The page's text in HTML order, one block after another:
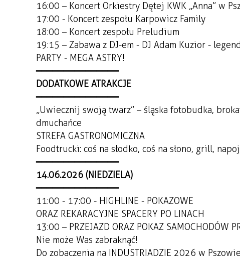
16:00 – Koncert Orkiestry Dętej KWK „Anna” w
17:00 - Koncert zespołu Karpowicz Family
18:00 – Koncert zespołu Preludium
19:15 – Zabawa z DJ-em - DJ Adam Kuzior -
PARTY - MEGA ASTRY!
━━━━━━━━━━━━━━━
DODATKOWE ATRAKCJE
━━━━━━━━━━━━━━━
„Uwiecznij swoją twarz” – śląska fotobudka,
dmuchańce
STREFA GASTRONOMICZNA
Foodtrucki: coś na słodko, coś na słono, grill,
━━━━━━━━━━━━━━━
14.06.2026 (NIEDZIELA)
━━━━━━━━━━━━━━━
11:00 - 17:00 - HIGHLINE - POKAZOWE
ORAZ REKARACYJNE SPACERY PO LINACH
13:00 – PRZEJAZD ORAZ POKAZ SAMOCHODÓW
Nie może Was zabraknąć!
Do zobaczenia na INDUSTRIADZIE 2026 w